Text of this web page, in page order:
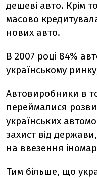
дешеві авто. Крім
масово
нових авто.
В 2007 році 84%
українському
Автовиробники в
переймалися
українських
захист від
на ввезення
Тим більше, що